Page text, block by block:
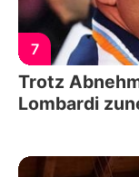
7
Trotz
Lombardi